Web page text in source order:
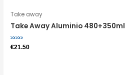
Take away
Take Away Aluminio 480+350ml
Avaliação
0
€21.50